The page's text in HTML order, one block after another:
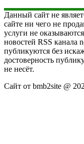
Данный сайт не
сайте ни чего не
услуги не
новостей RSS канала
публикуются без
достоверность
не несёт.
Сайт от bmb2site @